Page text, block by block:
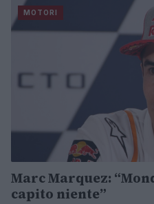
MOTORI
Marc Marquez:
capito niente”